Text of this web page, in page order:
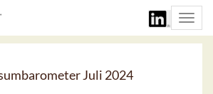
Juli 2024